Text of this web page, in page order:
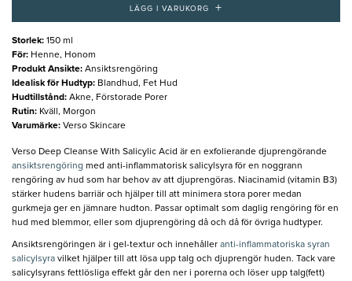
LÄGG I VARUKORG +
Storlek: 150 ml
För: Henne, Honom
Produkt Ansikte: Ansiktsrengöring
Idealisk för Hudtyp: Blandhud, Fet Hud
Hudtillstånd: Akne, Förstorade Porer
Rutin: Kväll, Morgon
Varumärke: Verso Skincare
Verso Deep Cleanse With Salicylic Acid är en exfolierande djuprengörande
ansiktsrengöring med anti-inflammatorisk salicylsyra för en noggrann
rengöring av hud som har behov av att djuprengöras. Niacinamid (vitamin B3)
stärker hudens barriär och hjälper till att minimera stora porer medan
gurkmeja ger en jämnare hudton. Passar optimalt som daglig rengöring för en
hud med blemmor, eller som djuprengöring då och då för övriga hudtyper.
Ansiktsrengöringen är i gel-textur och innehåller anti-inflammatoriska syran
salicylsyra vilket hjälper till att lösa upp talg och djuprengör huden. Tack vare
salicylsyrans fettlösliga effekt går den ner i porerna och löser upp talg(fett)